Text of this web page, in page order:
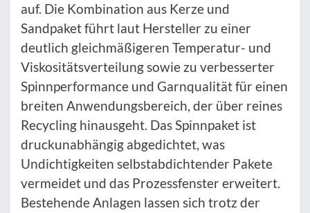
auf. Die Kombination aus Kerze und
Sandpaket führt laut Hersteller zu einer
deutlich gleichmäßigeren Temperatur- und
Viskositätsverteilung sowie zu verbesserter
Spinnperformance und Garnqualität für einen
breiten Anwendungsbereich, der über reines
Recycling hinausgeht. Das Spinnpaket ist
druckunabhängig abgedichtet, was
Undichtigkeiten selbstabdichtender Pakete
vermeidet und das Prozessfenster erweitert.
Bestehende Anlagen lassen sich trotz der